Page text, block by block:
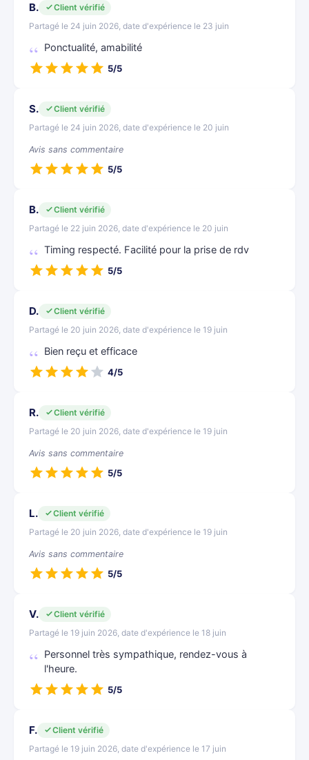
B.
Client vérifié
Partagé le 24 juin 2026, date d'expérience le 23 juin
Ponctualité, amabilité
5/5
S.
Client vérifié
Partagé le 24 juin 2026, date d'expérience le 20 juin
Avis sans commentaire
5/5
B.
Client vérifié
Partagé le 22 juin 2026, date d'expérience le 20 juin
Timing respecté. Facilité pour la prise de rdv
5/5
D.
Client vérifié
Partagé le 20 juin 2026, date d'expérience le 19 juin
Bien reçu et efficace
4/5
R.
Client vérifié
Partagé le 20 juin 2026, date d'expérience le 19 juin
Avis sans commentaire
5/5
L.
Client vérifié
Partagé le 20 juin 2026, date d'expérience le 19 juin
Avis sans commentaire
5/5
V.
Client vérifié
Partagé le 19 juin 2026, date d'expérience le 18 juin
Personnel très sympathique, rendez-vous à
l'heure.
5/5
F.
Client vérifié
Partagé le 19 juin 2026, date d'expérience le 17 juin